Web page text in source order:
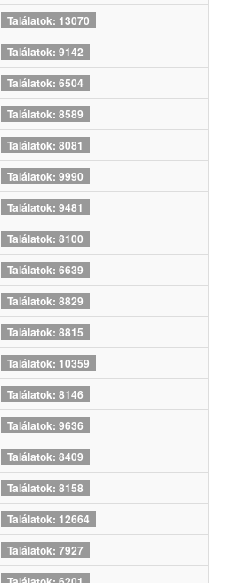
Találatok: 13070
Találatok: 9142
Találatok: 6504
Találatok: 8589
Találatok: 8081
Találatok: 9990
Találatok: 9481
Találatok: 8100
Találatok: 6639
Találatok: 8829
Találatok: 8815
Találatok: 10359
Találatok: 8146
Találatok: 9636
Találatok: 8409
Találatok: 8158
Találatok: 12664
Találatok: 7927